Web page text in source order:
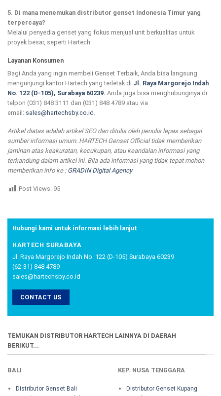
5. Di mana menemukan distributor genset Indonesia Timur yang
terpercaya?
Melalui penyedia genset yang fokus menjual unit berkualitas untuk
proyek besar, seperti Hartech.
Layanan Konsumen
Bagi Anda yang ingin membeli Genset Terbaik, Anda bisa langsung
mengunjungi kantor Hartech yang terletak di Jl. Raya Margorejo Indah
No. 122 (D-105), Surabaya 60239. Anda juga bisa menghubunginya di
telpon (031) 848 3111 dan (031) 848 4789 atau via
email: sales@hartechsby.co.id .
Artikel diatas adalah artikel SEO dan ditulis oleh penulis lepas sebagai
sumber informasi umum. HARTECH Genset Official tidak memberikan
jaminan atas keakuratan, kecukupan, atau keandalan informasi yang
terkandung dalam artikel ini. Bila ada informasi yang tidak tepat mohon
memberikan info ke : GRADIN Digital Agency
Post Views: 95
Hubungi kami untuk informasi lebih lanjut
HARTECH SURABAYA
Jl. Raya Margorejo Indah No. 122 (D-105) Surabaya 60239
(62-31) 848 4789
sales@hartechsby.co.id
CONTACT US
TEMUKAN DISTRIBUTOR HARTECH LAINNYA DI DAERAH
BERIKUT...
BALI
Distributor Genset Bali
KEP. NUSA TENGGARA
Distributor Genset Kupang